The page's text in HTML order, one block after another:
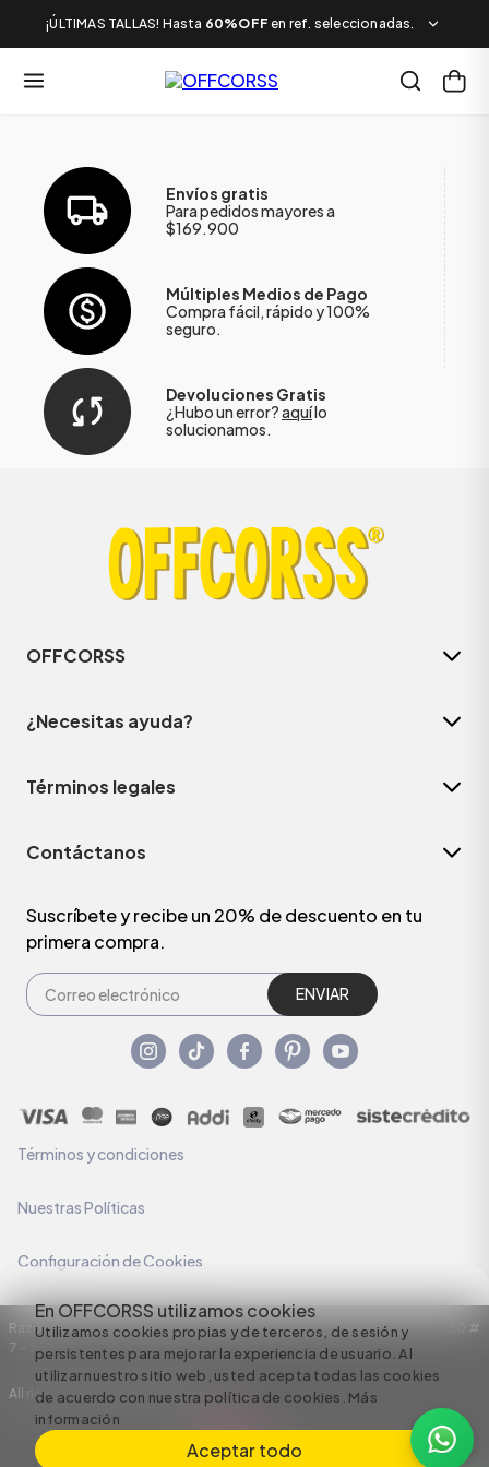
¡ÚLTIMAS TALLAS! Hasta 60%OFF en ref. seleccionadas.
En OFFCORSS utilizamos cookies
Utilizamos cookies propias y de terceros, de sesión y
persistentes para mejorar la experiencia de usuario. Al
utilizar nuestro sitio web, usted acepta todas las cookies
de acuerdo con nuestra política de cookies. Más
información
Aceptar todo
Envíos gratis
Para pedidos mayores a
$169.900
Múltiples Medios de Pago
Compra fácil, rápido y 100%
seguro.
Devoluciones Gratis
¿Hubo un error?aquílo
solucionamos.
OFFCORSS
¿Necesitas ayuda?
Términos legales
Contáctanos
Suscríbete y recibe un 20% de descuento en tu
primera compra.
ENVIAR
Términos y condiciones
Nuestras Políticas
Configuración de Cookies
Razón Social: C.I HERMECO S.A. NIT: 890924167-6 Dirección: Carrera 50 #
7 – 35
All rights reserved empowered by